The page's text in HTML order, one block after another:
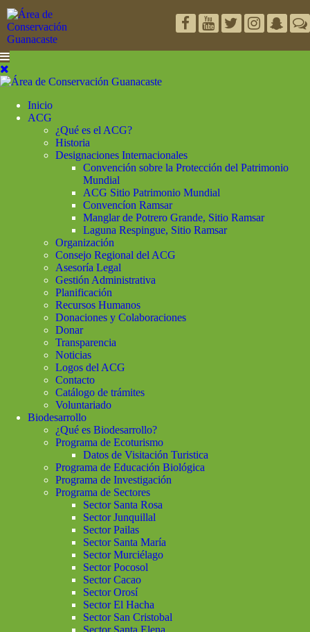
Inicio
ACG
¿Qué es el ACG?
Historia
Designaciones Internacionales
Convención sobre la Protección del Patrimonio
Mundial
ACG Sitio Patrimonio Mundial
Convencíon Ramsar
Manglar de Potrero Grande, Sitio Ramsar
Laguna Respingue, Sitio Ramsar
Organización
Consejo Regional del ACG
Asesoría Legal
Gestión Administrativa
Planificación
Recursos Humanos
Donaciones y Colaboraciones
Donar
Transparencia
Noticias
Logos del ACG
Contacto
Catálogo de trámites
Voluntariado
Biodesarrollo
¿Qué es Biodesarrollo?
Programa de Ecoturismo
Datos de Visitación Turistica
Programa de Educación Biológica
Programa de Investigación
Programa de Sectores
Sector Santa Rosa
Sector Junquillal
Sector Pailas
Sector Santa María
Sector Murciélago
Sector Pocosol
Sector Cacao
Sector Orosí
Sector El Hacha
Sector San Cristobal
Sector Santa Elena